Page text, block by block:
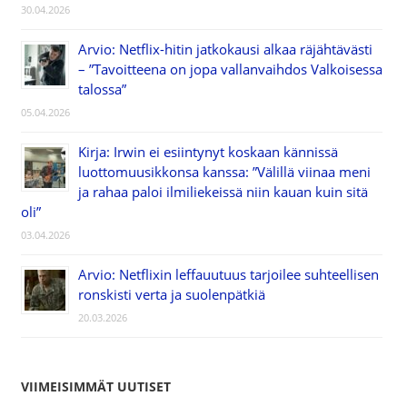
30.04.2026
Arvio: Netflix-hitin jatkokausi alkaa räjähtävästi
– ”Tavoitteena on jopa vallanvaihdos Valkoisessa
talossa”
05.04.2026
Kirja: Irwin ei esiintynyt koskaan kännissä
luottomuusikkonsa kanssa: ”Välillä viinaa meni
ja rahaa paloi ilmiliekeissä niin kauan kuin sitä
oli”
03.04.2026
Arvio: Netflixin leffauutuus tarjoilee suhteellisen
ronskisti verta ja suolenpätkiä
20.03.2026
VIIMEISIMMÄT UUTISET